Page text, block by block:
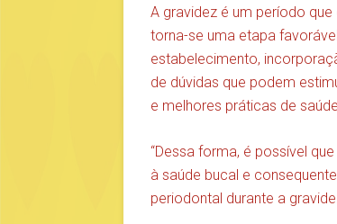
A gravidez é um período
torna-se uma etapa
estabelecimento,
de dúvidas que podem
e melhores práticas de
“Dessa forma, é possível
à saúde bucal e
periodontal durante a